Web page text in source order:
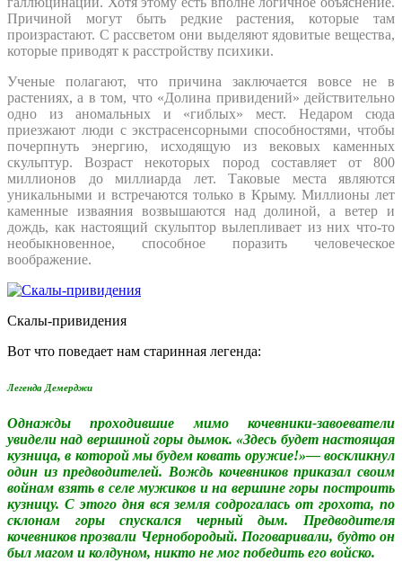
Причиной могут быть редкие растения, которые там
произрастают. С рассветом они выделяют ядовитые вещества,
которые приводят к расстройству психики.
Ученые полагают, что причина заключается вовсе не в
растениях, а в том, что «Долина привидений» действительно
одно из аномальных и «гиблых» мест. Недаром сюда
приезжают люди с экстрасенсорными способностями, чтобы
почерпнуть энергию, исходящую из вековых каменных
скульптур. Возраст некоторых пород составляет от 800
миллионов до миллиарда лет. Таковые места являются
уникальными и встречаются только в Крыму. Миллионы лет
каменные изваяния возвышаются над долиной, а ветер и
дождь, как настоящий скульптор вылепливает из них что-то
необыкновенное, способное поразить человеческое
воображение.
Скалы-привидения
Вот что поведает нам старинная легенда:
Легенда Демерджи
Однажды проходившие мимо кочевники-завоеватели
увидели над вершиной горы дымок. «Здесь будет настоящая
кузница, в которой мы будем ковать оружие!»— воскликнул
один из предводителей. Вождь кочевников приказал своим
войнам взять в селе мужиков и на вершине горы построить
кузницу. С этого дня вся земля содрогалась от грохота, по
склонам горы спускался черный дым. Предводителя
кочевников прозвали Чернобородый. Поговаривали, будто он
был магом и колдуном, никто не мог победить его войско.